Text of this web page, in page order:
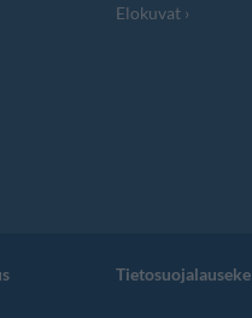
Elokuvat
Tietosuojalauseke